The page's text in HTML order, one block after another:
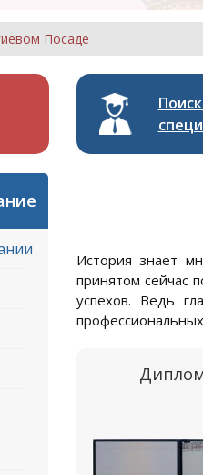
Посаде
История знает
принятом сейчас
успехов. Ведь
Диплом